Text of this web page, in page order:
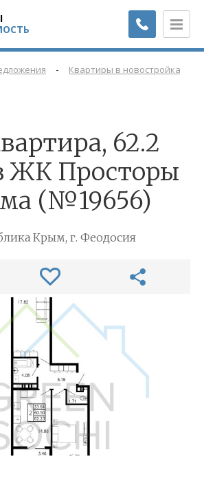
- Квартиры в новостройках
62.2
ЖК Просторы
(№19656)
Крым, г. Феодосия